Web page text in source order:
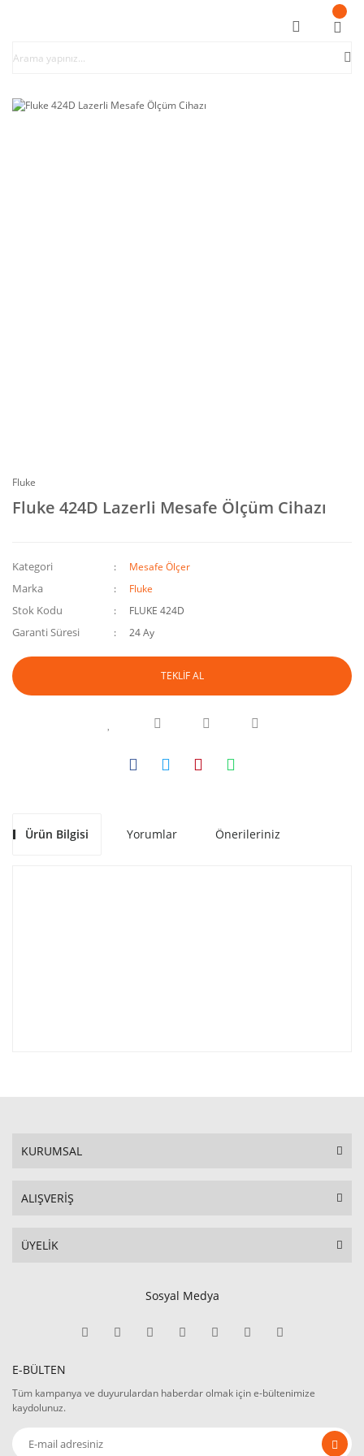
Fluke
Fluke 424D Lazerli Mesafe Ölçüm Cihazı
Kategori Mesafe Ölçer
Marka Fluke
Stok Kodu FLUKE 424D
Garanti Süresi 24 Ay
TEKLİF AL
Ürün Bilgisi Yorumlar Önerileriniz
KURUMSAL
ALIŞVERİŞ
ÜYELİK
Sosyal Medya
E-BÜLTEN
Tüm kampanya ve duyurulardan haberdar olmak için e-bültenimize
kaydolunuz.